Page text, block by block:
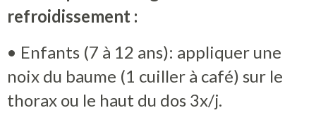
refroidissement :
• Enfants (7 à 12 ans): appliquer une
noix du baume (1 cuiller à café) sur le
thorax ou le haut du dos 3x/j.